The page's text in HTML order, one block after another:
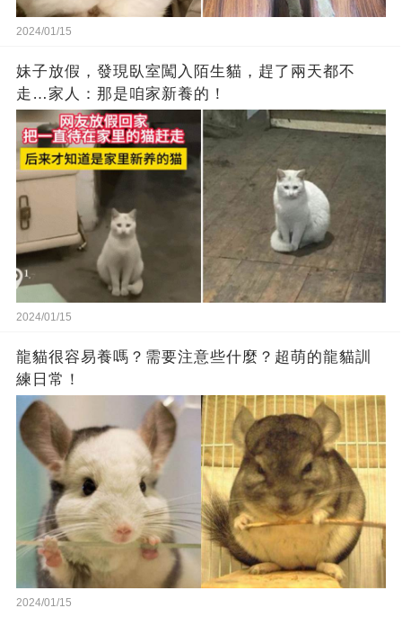
2024/01/15
妹子放假，發現臥室闖入陌生貓，趕了兩天都不
走…家人：那是咱家新養的！
2024/01/15
龍貓很容易養嗎？需要注意些什麼？超萌的龍貓訓
練日常！
2024/01/15